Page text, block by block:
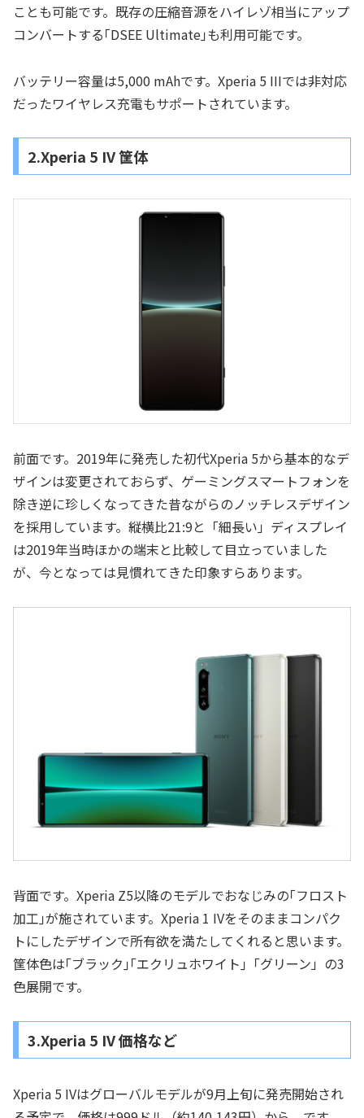
ことも可能です。既存の圧縮音源をハイレゾ相当にアップ
コンバートする｢DSEE Ultimate｣も利用可能です。
バッテリー容量は5,000 mAhです。Xperia 5 IIIでは非対応
だったワイヤレス充電もサポートされています。
2.Xperia 5 IV 筐体
前面です。2019年に発売した初代Xperia 5から基本的なデ
ザインは変更されておらず、ゲーミングスマートフォンを
除き逆に珍しくなってきた昔ながらのノッチレスデザイン
を採用しています。縦横比21:9と「細長い」ディスプレイ
は2019年当時ほかの端末と比較して目立っていました
が、今となっては見慣れてきた印象すらあります。
背面です。Xperia Z5以降のモデルでおなじみの｢フロスト
加工｣が施されています。Xperia 1 IVをそのままコンパク
トにしたデザインで所有欲を満たしてくれると思います。
筐体色は｢ブラック｣｢エクリュホワイト｣「グリーン」の3
色展開です。
3.Xperia 5 IV 価格など
Xperia 5 IVはグローバルモデルが9月上旬に発売開始され